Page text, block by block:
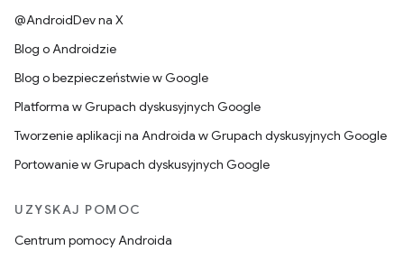
@AndroidDev na X
Blog o Androidzie
Blog o bezpieczeństwie w Google
Platforma w Grupach dyskusyjnych Google
Tworzenie aplikacji na Androida w Grupach dyskusyjnych Google
Portowanie w Grupach dyskusyjnych Google
UZYSKAJ POMOC
Centrum pomocy Androida